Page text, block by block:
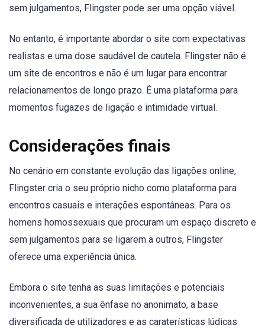
sem julgamentos, Flingster pode ser uma opção viável.
No entanto, é importante abordar o site com expectativas
realistas e uma dose saudável de cautela. Flingster não é
um site de encontros e não é um lugar para encontrar
relacionamentos de longo prazo. É uma plataforma para
momentos fugazes de ligação e intimidade virtual.
Considerações finais
No cenário em constante evolução das ligações online,
Flingster cria o seu próprio nicho como plataforma para
encontros casuais e interações espontâneas. Para os
homens homossexuais que procuram um espaço discreto e
sem julgamentos para se ligarem a outros, Flingster
oferece uma experiência única.
Embora o site tenha as suas limitações e potenciais
inconvenientes, a sua ênfase no anonimato, a base
diversificada de utilizadores e as caraterísticas lúdicas